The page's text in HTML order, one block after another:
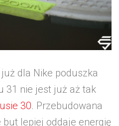
dla Nike poduszka
31 nie jest już aż tak
30. Przebudowana
lepiej oddaje energię